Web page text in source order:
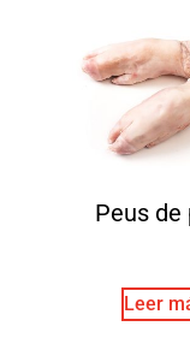
Peus de
Leer